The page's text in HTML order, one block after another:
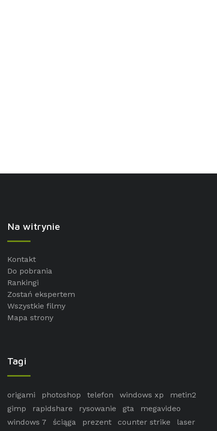
Na witrynie
Kontakt
Do pobrania
Rankingi
Zostań ekspertem
Wszystkie filmy
Mapa strony
Tagi
origami photoshop telefon windows xp
metin2
gimp
rapidshare rysowanie gta
megavideo
windows 7
ściąga prezent counter strike laser